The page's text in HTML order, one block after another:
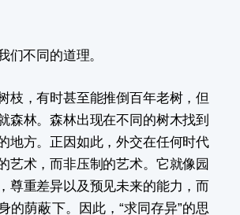
们不同的道理。
枝，有时甚至能推倒百年老树，但
森林。森林出现在不同的树木找到
地方。正因如此，外交在任何时代
艺术，而非压制的艺术。它就像园
尊重差异以及预见未来的能力，而
的荫蔽下。因此，“求同存异”的思